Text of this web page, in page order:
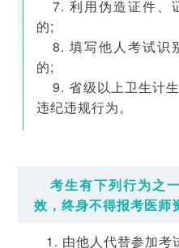
7. 利用伪造证件、
的;
8. 填写他人考试识
的;
9. 省级以上卫生计
违纪违规行为。
考生有下列行为之
效，终身不得报考医师
1. 由他人代替参加考